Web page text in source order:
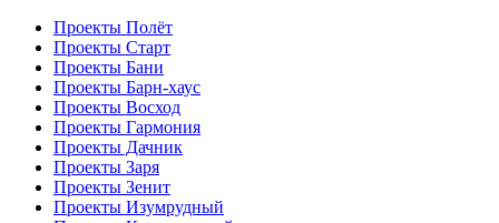
Проекты Полёт
Проекты Старт
Проекты Бани
Проекты Барн-хаус
Проекты Восход
Проекты Гармония
Проекты Дачник
Проекты Заря
Проекты Зенит
Проекты Изумрудный